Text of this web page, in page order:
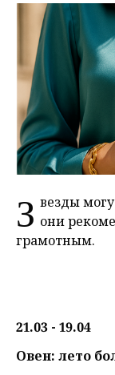
З везды
они
грамотным.
21.03 - 19.04
Овен: лето